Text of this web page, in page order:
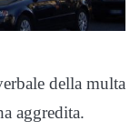
della multa
aggredita.